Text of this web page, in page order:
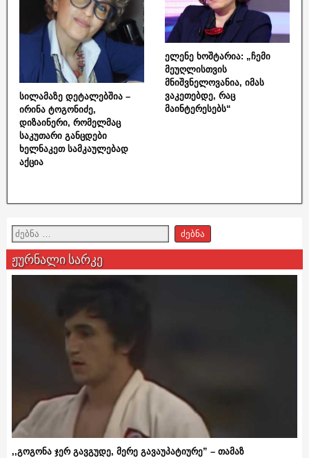
სილამაზე დეტალებშია –
ირინა ტოგონიძე,
დიზაინერი, რომელმაც
საკუთარი განცდები
ხელნაკეთ სამკაულებად
აქცია
ელენე ხოშტარია: „ჩემი
მეუღლისთვის
მნიშვნელოვანია, იმას
ვაკეთებდე, რაც
მაინტერესებს“
ჟურნალი სარკე
,,გოგონა ჯერ გავგუდე, მერე გავაუპატიურე” – თამაზ